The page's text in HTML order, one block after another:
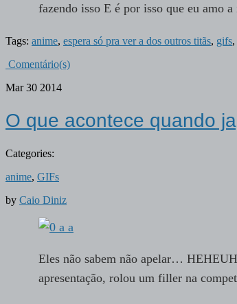
fazendo isso E é por isso que eu amo a
Tags: anime, espera só pra ver a dos outros titãs, gifs,
Comentário(s)
Mar 30 2014
O que acontece quando
Categories:
anime, GIFs
by Caio Diniz
Eles não sabem não apelar…
apresentação, rolou um filler na